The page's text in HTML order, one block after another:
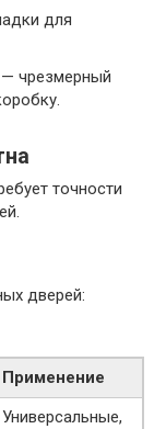
для
чрезмерный
точности
дверей:
Применение
Универсальные,